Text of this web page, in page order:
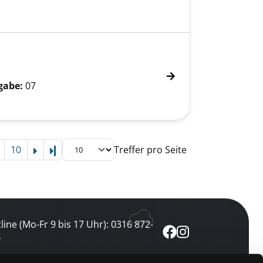
07
10 Letzte Seite Treffer pro Seite
(Mo-Fr 9 bis 17 Uhr): 0316 872-